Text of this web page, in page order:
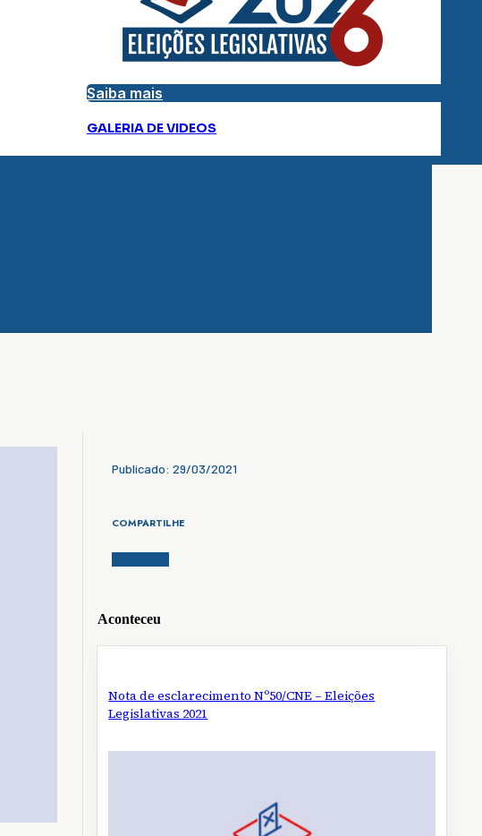
Saiba mais
GALERIA DE VIDEOS
Publicado: 29/03/2021
COMPARTILHE
Aconteceu
Nota de esclarecimento Nº50/CNE – Eleições
Legislativas 2021